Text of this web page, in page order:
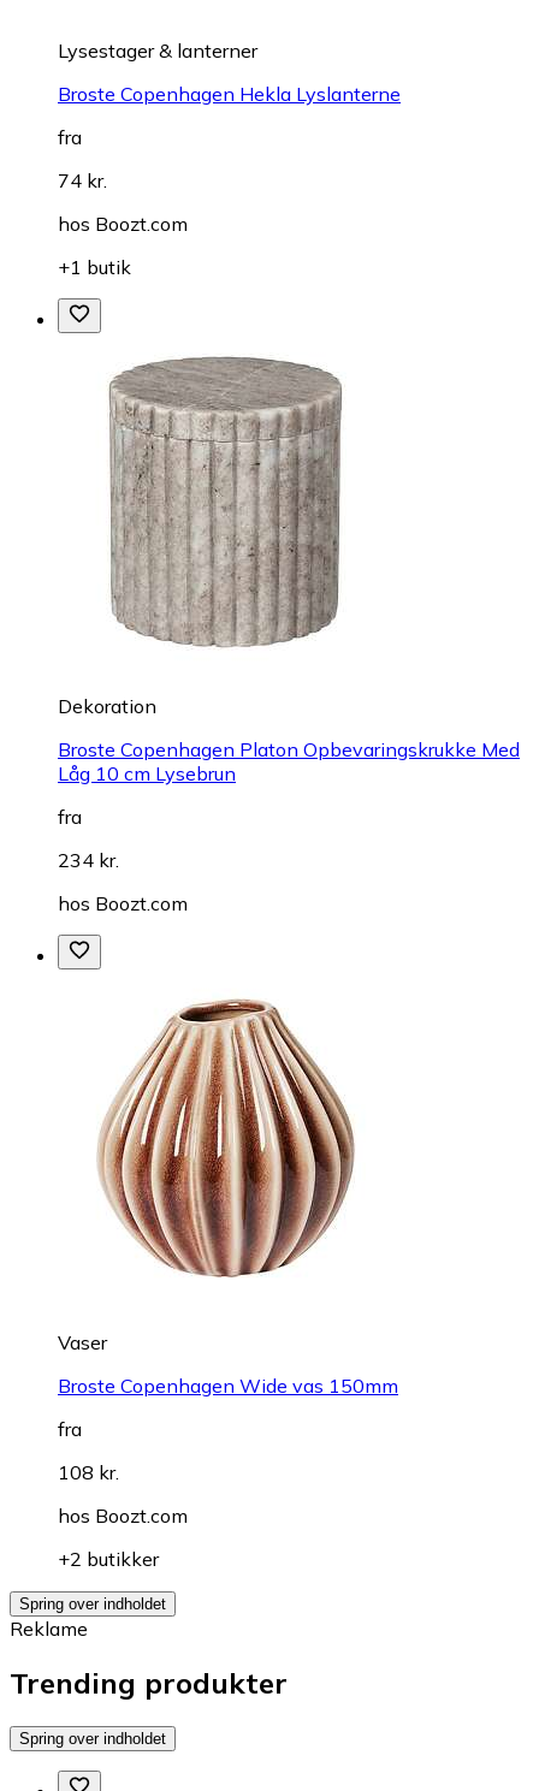
Lysestager & lanterner
Broste Copenhagen Hekla Lyslanterne
fra
74 kr.
hos Boozt.com
+1 butik
Dekoration
Broste Copenhagen Platon Opbevaringskrukke Med
Låg 10 cm Lysebrun
fra
234 kr.
hos Boozt.com
Vaser
Broste Copenhagen Wide vas 150mm
fra
108 kr.
hos Boozt.com
+2 butikker
Spring over indholdet
Reklame
Trending produkter
Spring over indholdet